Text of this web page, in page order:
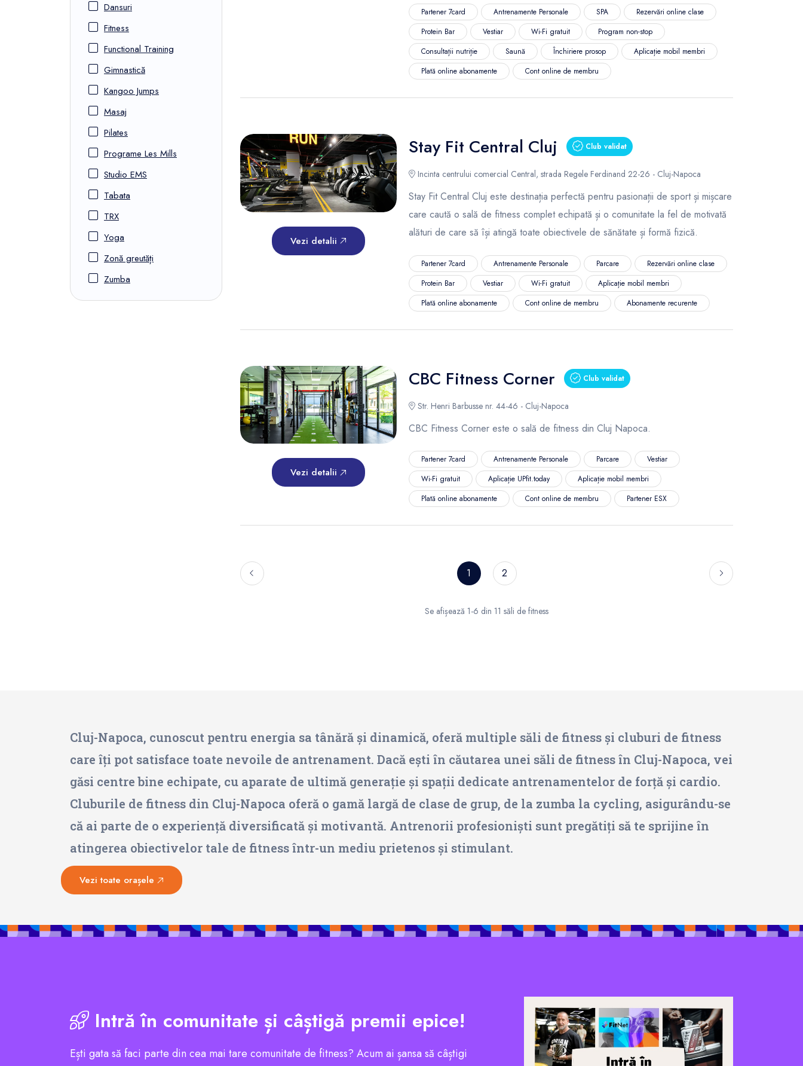
Dansuri
Fitness
Functional Training
Gimnastică
Kangoo Jumps
Masaj
Pilates
Programe Les Mills
Studio EMS
Tabata
TRX
Yoga
Zonă greutăți
Zumba
Partener 7card Antrenamente Personale SPA
Rezervări online clase
Protein Bar
Vestiar Wi-Fi gratuit
Program non-stop
Consultații nutriție
Saună Închiriere prosop
Aplicație mobil membri
Plată online abonamente
Cont online de membru
Vezi detalii
Stay Fit Central Cluj Club validat
Incinta centrului comercial Central, strada Regele Ferdinand 22-26 - Cluj-Napoca
Stay Fit Central Cluj este destinația perfectă pentru pasionații de sport și mișcare
care caută o sală de fitness complet echipată și o comunitate la fel de motivată
alături de care să își atingă toate obiectivele de sănătate și formă fizică.
Partener 7card Antrenamente Personale Parcare
Rezervări online clase
Protein Bar
Vestiar Wi-Fi gratuit
Aplicație mobil membri
Plată online abonamente
Cont online de membru Abonamente recurente
Vezi detalii
CBC Fitness Corner Club validat
Str. Henri Barbusse nr. 44-46 - Cluj-Napoca
CBC Fitness Corner este o sală de fitness din Cluj Napoca.
Partener 7card Antrenamente Personale Parcare
Vestiar
Wi-Fi gratuit
Aplicație UPfit.today
Aplicație mobil membri
Plată online abonamente
Cont online de membru Partener ESX
1 2
Se afișează 1-6 din 11 săli de fitness
Cluj-Napoca, cunoscut pentru energia sa tânără și dinamică, oferă multiple săli de fitness și cluburi de fitness
care îți pot satisface toate nevoile de antrenament. Dacă ești în căutarea unei săli de fitness în Cluj-Napoca, vei
găsi centre bine echipate, cu aparate de ultimă generație și spații dedicate antrenamentelor de forță și cardio.
Cluburile de fitness din Cluj-Napoca oferă o gamă largă de clase de grup, de la zumba la cycling, asigurându-se
că ai parte de o experiență diversificată și motivantă. Antrenorii profesioniști sunt pregătiți să te sprijine în
atingerea obiectivelor tale de fitness într-un mediu prietenos și stimulant.
Vezi toate orașele
Intră în comunitate și câștigă premii epice!
Ești gata să faci parte din cea mai tare comunitate de fitness? Acum ai șansa să câștigi